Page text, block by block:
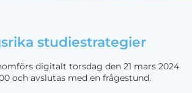
studiestrategier
digitalt torsdag den 21 mars 2024
och avslutas med en frågestund.